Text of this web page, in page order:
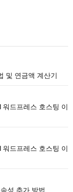
및 연금액 계산기
드프레스 호스팅 이
드프레스 호스팅 이
성 추가 방법